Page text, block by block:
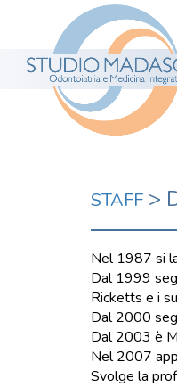
STAFF >
Nel 1987 si
Dal 1999
Ricketts e i
Dal 2000
Dal 2003 è
Nel 2007
Svolge la